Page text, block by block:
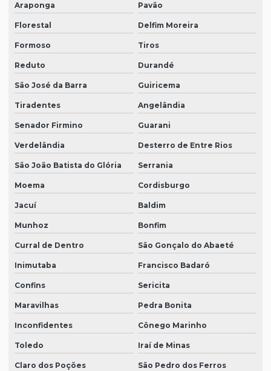
Araponga Pavão
Florestal Delfim Moreira
Formoso Tiros
Reduto Durandé
São José da Barra Guiricema
Tiradentes Angelândia
Senador Firmino Guarani
Verdelândia Desterro de Entre Rios
São João Batista do Glória Serrania
Moema Cordisburgo
Jacuí Baldim
Munhoz Bonfim
Curral de Dentro São Gonçalo do Abaeté
Inimutaba Francisco Badaró
Confins Sericita
Maravilhas Pedra Bonita
Inconfidentes Cônego Marinho
Toledo Iraí de Minas
Claro dos Poções São Pedro dos Ferros